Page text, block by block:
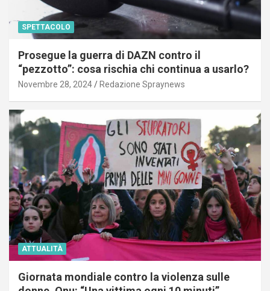
SPETTACOLO
Prosegue la guerra di DAZN contro il
“pezzotto”: cosa rischia chi continua a usarlo?
Novembre 28, 2024 Redazione Spraynews
ATTUALITÀ
Giornata mondiale contro la violenza sulle